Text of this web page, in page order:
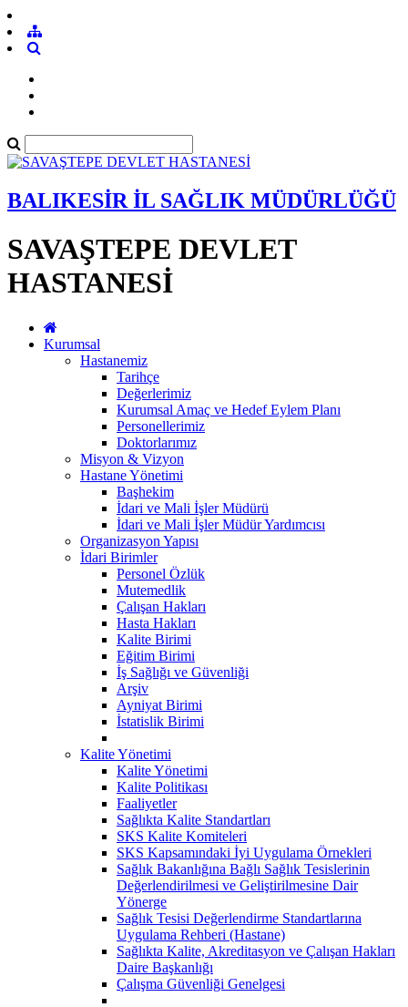
BALIKESİR İL SAĞLIK MÜDÜRLÜĞÜ
SAVAŞTEPE DEVLET
HASTANESİ
Kurumsal
Hastanemiz
Tarihçe
Değerlerimiz
Kurumsal Amaç ve Hedef Eylem Planı
Personellerimiz
Doktorlarımız
Misyon & Vizyon
Hastane Yönetimi
Başhekim
İdari ve Mali İşler Müdürü
İdari ve Mali İşler Müdür Yardımcısı
Organizasyon Yapısı
İdari Birimler
Personel Özlük
Mutemedlik
Çalışan Hakları
Hasta Hakları
Kalite Birimi
Eğitim Birimi
İş Sağlığı ve Güvenliği
Arşiv
Ayniyat Birimi
İstatislik Birimi
Kalite Yönetimi
Kalite Yönetimi
Kalite Politikası
Faaliyetler
Sağlıkta Kalite Standartları
SKS Kalite Komiteleri
SKS Kapsamındaki İyi Uygulama Örnekleri
Sağlık Bakanlığına Bağlı Sağlık Tesislerinin
Değerlendirilmesi ve Geliştirilmesine Dair
Yönerge
Sağlık Tesisi Değerlendirme Standartlarına
Uygulama Rehberi (Hastane)
Sağlıkta Kalite, Akreditasyon ve Çalışan Hakları
Daire Başkanlığı
Çalışma Güvenliği Genelgesi